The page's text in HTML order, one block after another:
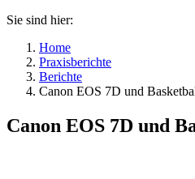
Sie sind hier:
Home
Praxisberichte
Berichte
Canon EOS 7D und
Canon EOS 7D und